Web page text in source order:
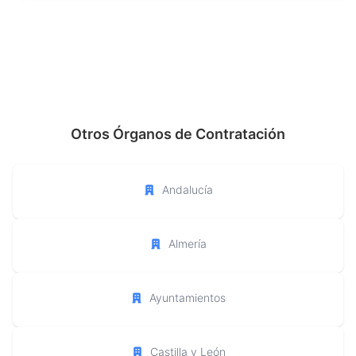
Otros Órganos de Contratación
Andalucía
Almería
Ayuntamientos
Castilla y León